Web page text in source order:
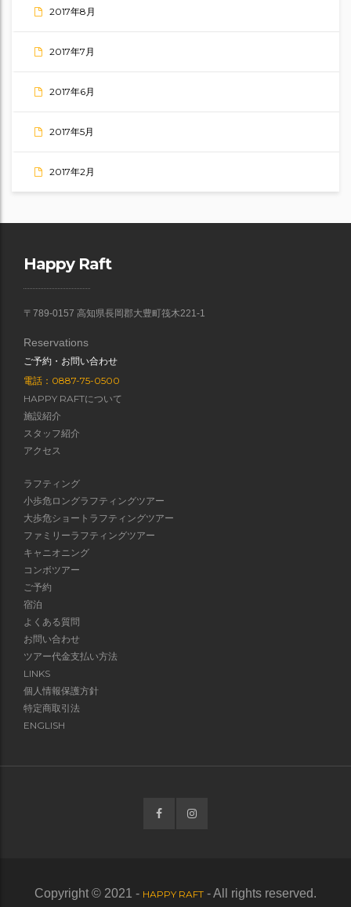
2017年8月
2017年7月
2017年6月
2017年5月
2017年2月
Happy Raft
〒789-0157 高知県長岡郡大豊町筏木221-1
Reservations
ご予約・お問い合わせ
電話：0887-75-0500
HAPPY RAFTについて
施設紹介
スタッフ紹介
アクセス
ラフティング
小歩危ロングラフティングツアー
大歩危ショートラフティングツアー
ファミリーラフティングツアー
キャニオニング
コンボツアー
ご予約
宿泊
よくある質問
お問い合わせ
ツアー代金支払い方法
LINKS
個人情報保護方針
特定商取引法
ENGLISH
Copyright © 2021 - HAPPY RAFT - All rights reserved.